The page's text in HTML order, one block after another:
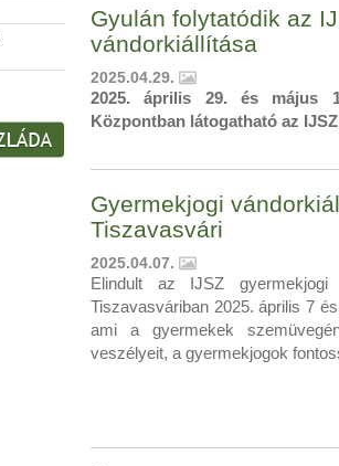
Gyulán folytatódik az
vándorkiállítása
2025.04.29.
2025. április 29. és május
Központban látogatható az
Gyermekjogi
Tiszavasvári
2025.04.07.
Elindult az IJSZ gyermekjogi
Tiszavasváriban 2025. április 7
ami a gyermekek
veszélyeit, a gyermekjogok